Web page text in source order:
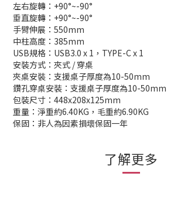
左右旋轉：+90°~-90°
垂直旋轉：+90°~-90°
手臂伸展：550mm
中柱高度：385mm
USB規格：USB3.0 x 1，TYPE-C x 1
安裝方式：夾式 / 穿桌
夾桌安裝：支援桌子厚度為10-50mm
鑽孔穿桌安裝：支援桌子厚度為10-50mm
包裝尺寸：448x208x125mm
重量：淨重約6.40KG，毛重約6.90KG
保固：非人為因素損壞保固一年
了解更多